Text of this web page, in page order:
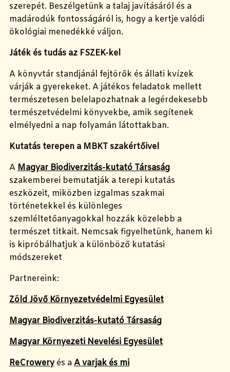
szerepét. Beszélgetünk a talaj javításáról és a
madárodúk fontosságáról is, hogy a kertje valódi
ökológiai menedékké váljon.
Játék és tudás az FSZEK-kel
A könyvtár standjánál fejtörők és állati kvízek
várják a gyerekeket. A játékos feladatok mellett
természetesen belelapozhatnak a legérdekesebb
természetvédelmi könyvekbe, amik segítenek
elmélyedni a nap folyamán látottakban.
Kutatás terepen a MBKT szakértőivel
A Magyar Biodiverzitás-kutató Társaság
szakemberei bemutatják a terepi kutatás
eszközeit, miközben izgalmas szakmai
történetekkel és különleges
szemléltetőanyagokkal hozzák közelebb a
természet titkait. Nemcsak figyelhetünk, hanem ki
is kipróbálhatjuk a különböző kutatási
módszereket
Partnereink:
Zöld Jövő Környezetvédelmi Egyesület
Magyar Biodiverzitás-kutató Társaság
Magyar Környezeti Nevelési Egyesület
ReCroweryés aA varjak és mi